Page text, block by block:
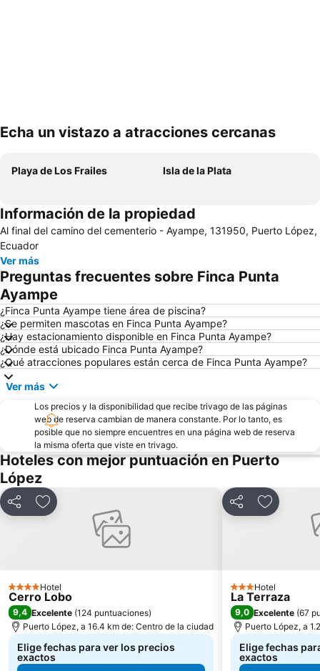
Echa un vistazo a atracciones cercanas
Playa de Los Frailes Isla de la Plata
Información de la propiedad
Al final del camino del cementerio - Ayampe, 131950, Puerto López,
Ecuador
Ver más
Preguntas frecuentes sobre Finca Punta
Ayampe
¿Finca Punta Ayampe tiene área de piscina?
¿Se permiten mascotas en Finca Punta Ayampe?
¿Hay estacionamiento disponible en Finca Punta Ayampe?
¿Dónde está ubicado Finca Punta Ayampe?
¿Qué atracciones populares están cerca de Finca Punta Ayampe?
Ver más
Los precios y la disponibilidad que recibe trivago de las páginas
web de reserva cambian de manera constante. Por lo tanto, es
posible que no siempre encuentres en una página web de reserva
la misma oferta que viste en trivago.
Hoteles con mejor puntuación en Puerto
López
CompartirAgregar a favoritos
4 Estrellas
Hotel
Cerro Lobo
9,4 Excelente (124 puntuaciones)
Puerto López, a 16.4 km de: Centro de la ciudad
Elige fechas para ver los precios
exactos
CompartirAgregar
3 Estrellas
Hotel
La Terraza
9,0 Excelente (67
Puerto López, a
Elige fechas
exactos